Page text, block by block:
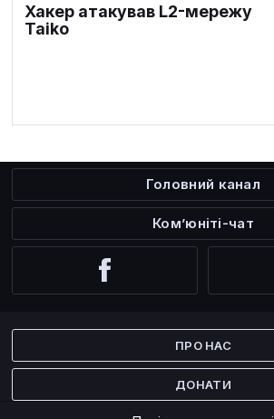
Хакер атакував L2-мережу
Taiko
Головний канал
Ком’юніті-чат
ПРО НАС
ДОНАТИ